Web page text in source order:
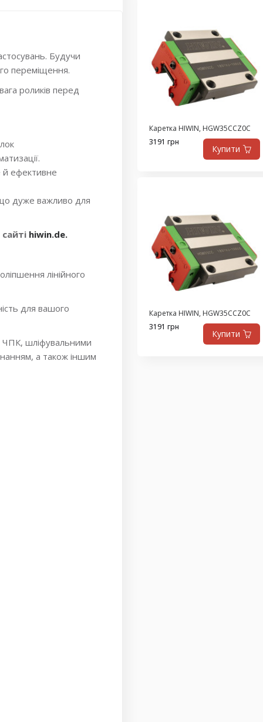
Будучи
переміщення.
роликів перед
й ефективне
що дуже важливо для
hiwin.de.
лінійного
для вашого
ЧПК, шліфувальними
а також іншим
Каретка HIWIN, HGW35CCZ0C
3191 грн
Купити
Каретка HIWIN, HGW35CCZ0C
3191 грн
Купити